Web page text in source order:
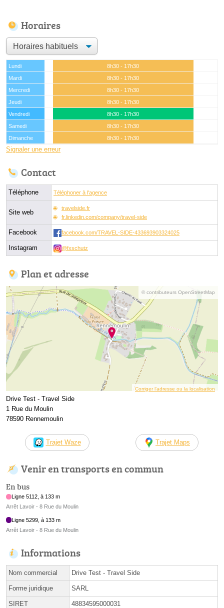
Horaires
Lundi
8h30 - 17h30
Mardi
8h30 - 17h30
Mercredi
8h30 - 17h30
Jeudi
8h30 - 17h30
Vendredi
8h30 - 17h30
Samedi
8h30 - 17h30
Dimanche
8h30 - 17h30
Signaler une erreur
Contact
Téléphone Téléphoner à l'agence
Site web
travelside.fr
fr.linkedin.com/company/travel-side
Facebook facebook.com/TRAVEL-SIDE-433693903324025
Instagram @fxschutz
Plan et adresse
© contributeurs OpenStreetMap
Corriger l’adresse ou la localisation
Drive Test - Travel Side
1 Rue du Moulin
78590 Rennemoulin
Trajet Waze Trajet Maps
Venir en transports en commun
En bus
Ligne 5112, à 133 m
Arrêt Lavoir - 8 Rue du Moulin
Ligne 5299, à 133 m
Arrêt Lavoir - 8 Rue du Moulin
Informations
Nom commercial Drive Test - Travel Side
Forme juridique SARL
SIRET 48834595000031